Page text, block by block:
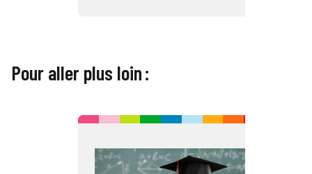
Pour aller plus loin :